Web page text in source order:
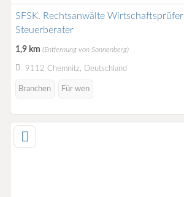
SFSK. Rechtsanwälte Wirtschaftsprüfer
Steuerberater
1,9 km (Entfernung von Sonnenberg)
9112 Chemnitz, Deutschland
Branchen Für wen